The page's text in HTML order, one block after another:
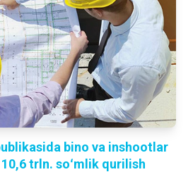
bino va inshootlar
trln. soʻmlik qurilish